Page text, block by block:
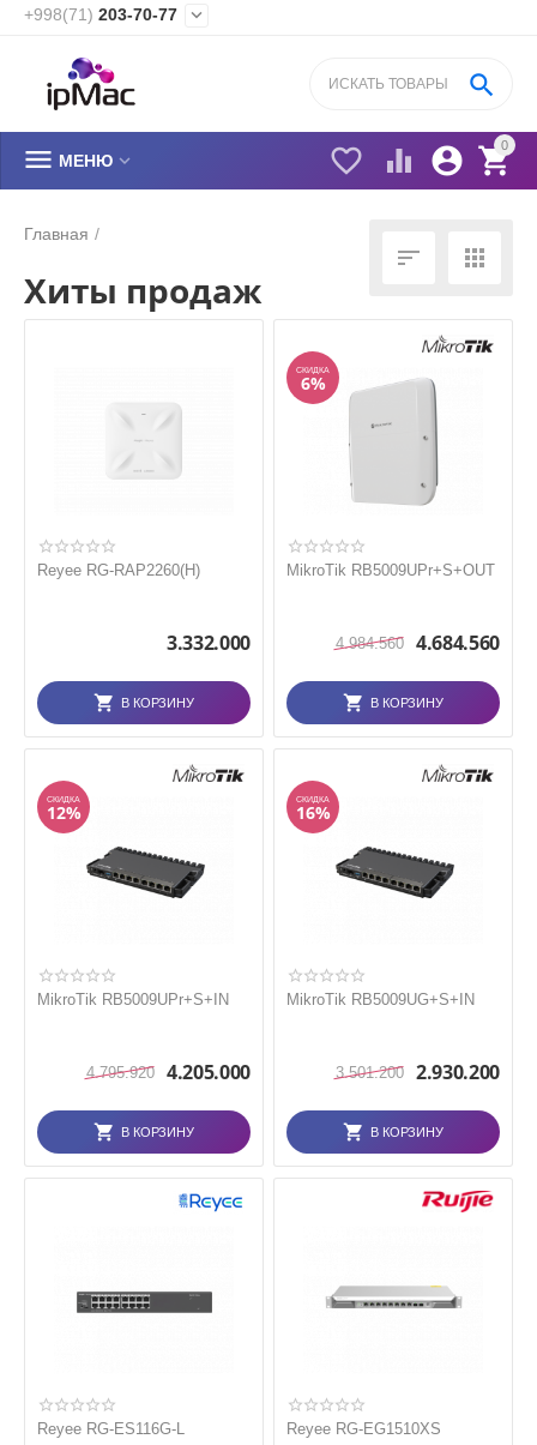
+998(71) 203-70-77 
0


 

 МЕНЮ 
Главная /
Хиты продаж
 
Reyee RG-RAP2260(H)
3.332.000
В КОРЗИНУ
СКИДКА
6%
MikroTik RB5009UPr+S+OUT
4.984.560 4.684.560
В КОРЗИНУ
СКИДКА
12%
MikroTik RB5009UPr+S+IN
4.795.920 4.205.000
В КОРЗИНУ
СКИДКА
16%
MikroTik RB5009UG+S+IN
3.501.200 2.930.200
В КОРЗИНУ
Reyee RG-ES116G-L Reyee RG-EG1510XS